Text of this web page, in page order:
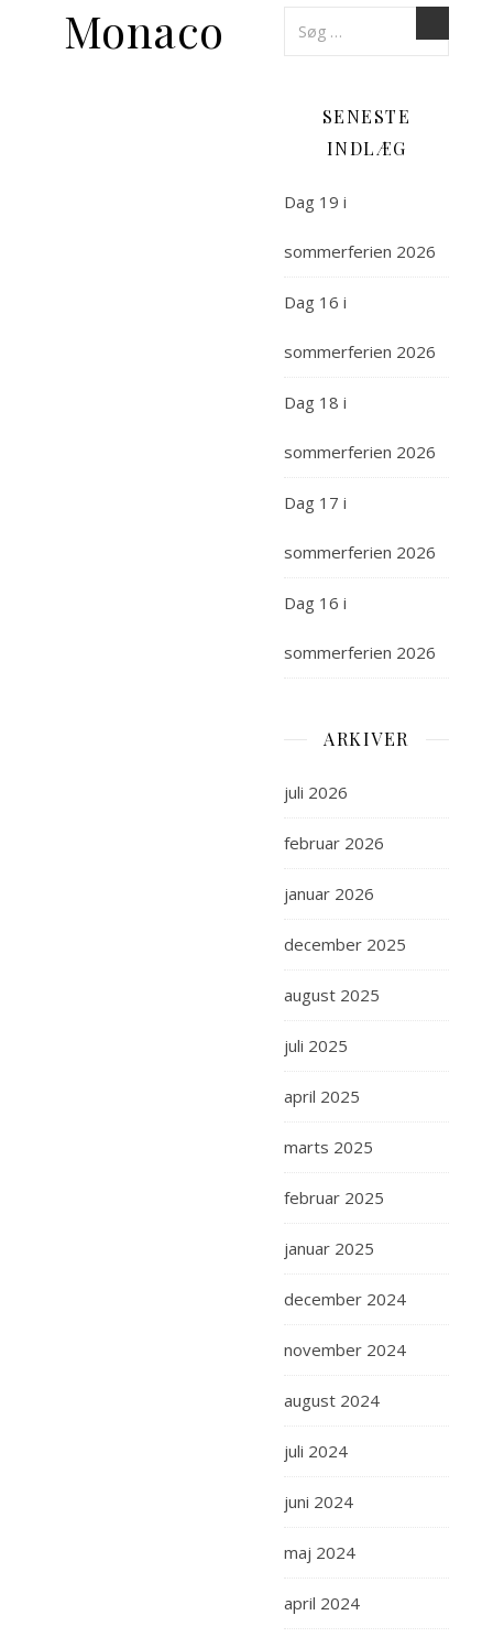
Monaco
SENESTE
INDLÆG
Dag 19 i
sommerferien 2026
Dag 16 i
sommerferien 2026
Dag 18 i
sommerferien 2026
Dag 17 i
sommerferien 2026
Dag 16 i
sommerferien 2026
ARKIVER
juli 2026
februar 2026
januar 2026
december 2025
august 2025
juli 2025
april 2025
marts 2025
februar 2025
januar 2025
december 2024
november 2024
august 2024
juli 2024
juni 2024
maj 2024
april 2024